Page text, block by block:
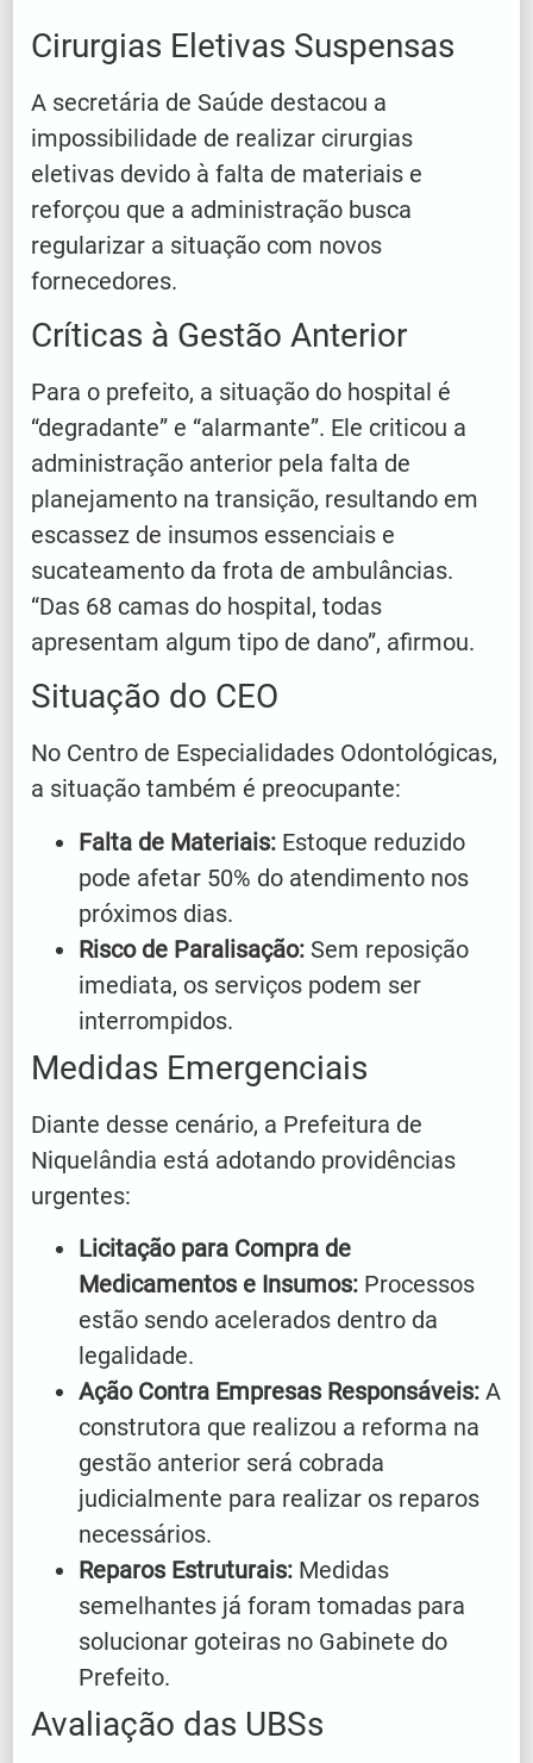
Cirurgias Eletivas Suspensas
A secretária de Saúde destacou a
impossibilidade de realizar cirurgias
eletivas devido à falta de materiais e
reforçou que a administração busca
regularizar a situação com novos
fornecedores.
Críticas à Gestão Anterior
Para o prefeito, a situação do hospital é
“degradante” e “alarmante”. Ele criticou a
administração anterior pela falta de
planejamento na transição, resultando em
escassez de insumos essenciais e
sucateamento da frota de ambulâncias.
“Das 68 camas do hospital, todas
apresentam algum tipo de dano”, afirmou.
Situação do CEO
No Centro de Especialidades Odontológicas,
a situação também é preocupante:
Falta de Materiais: Estoque reduzido
pode afetar 50% do atendimento nos
próximos dias.
Risco de Paralisação: Sem reposição
imediata, os serviços podem ser
interrompidos.
Medidas Emergenciais
Diante desse cenário, a Prefeitura de
Niquelândia está adotando providências
urgentes:
Licitação para Compra de
Medicamentos e Insumos: Processos
estão sendo acelerados dentro da
legalidade.
Ação Contra Empresas Responsáveis: A
construtora que realizou a reforma na
gestão anterior será cobrada
judicialmente para realizar os reparos
necessários.
Reparos Estruturais: Medidas
semelhantes já foram tomadas para
solucionar goteiras no Gabinete do
Prefeito.
Avaliação das UBSs